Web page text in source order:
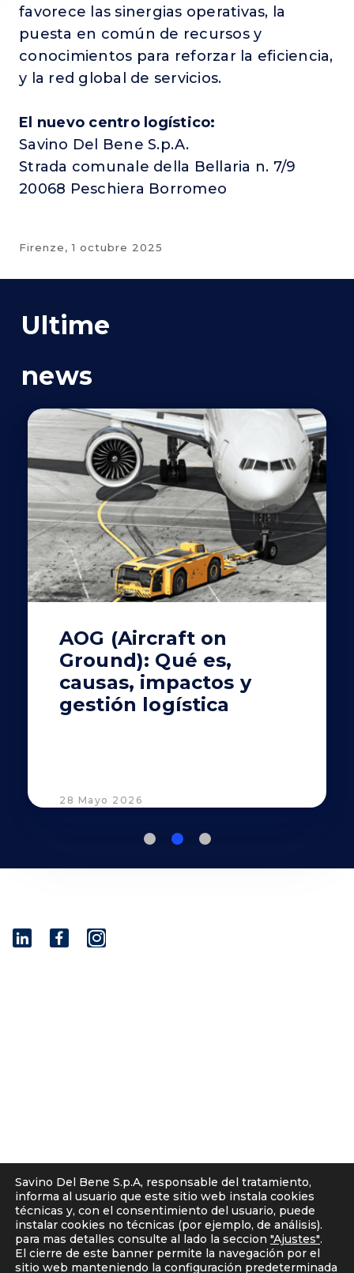
favorece las sinergias operativas, la
puesta en común de recursos y
conocimientos para reforzar la eficiencia,
y la red global de servicios.
El nuevo centro logístico:
Savino Del Bene S.p.A.
Strada comunale della Bellaria n. 7/9
20068 Peschiera Borromeo
Firenze,1 octubre 2025
Ultime
news
AOG (Aircraft on
Ground): Qué es,
causas, impactos y
gestión logística
28 Mayo 2026
I
Política para solicitantes
Avisos legales
Corporate Compliance
La responsabilidad penal de las personas jurídicas
Codigo Etico Y Directrices Anticorrupcion
Savino Del Bene S.p.A, responsable del tratamiento,
informa al usuario que este sitio web instala cookies
técnicas y, con el consentimiento del usuario, puede
instalar cookies no técnicas (por ejemplo, de análisis).
para mas detalles consulte al lado la seccion "Ajustes".
El cierre de este banner permite la navegación por el
sitio web manteniendo la configuración predeterminada